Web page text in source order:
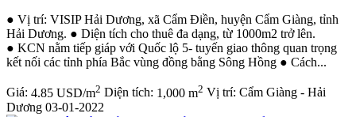
● Vị trí: VISIP Hải Dương, xã Cẩm Điền, huyện Cẩm Giàng, tỉnh
Hải Dương. ● Diện tích cho thuê đa dạng, từ 1000m2 trở lên.
● KCN nằm tiếp giáp với Quốc lộ 5- tuyến giao thông quan trọng
kết nối các tỉnh phía Bắc vùng đồng bằng Sông Hồng ● Cách...
Giá: 4.85 USD/m2 Diện tích: 1,000 m2 Vị trí: Cẩm Giàng - Hải
Dương 03-01-2022